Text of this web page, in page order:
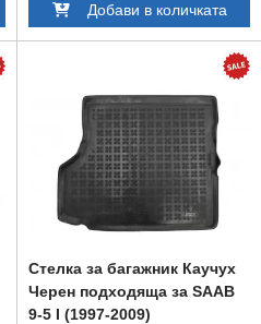
Добави в количката
Стелка за багажник Каучух
Черен подходяща за SAAB
9-5 I (1997-2009)